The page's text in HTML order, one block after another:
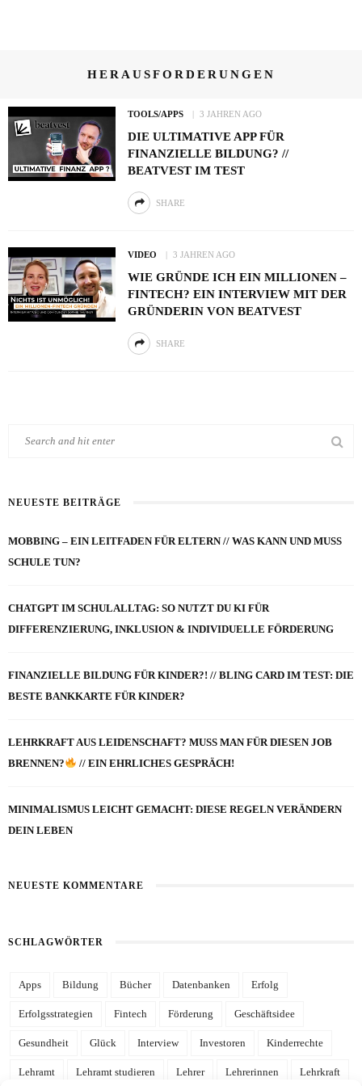
HERAUSFORDERUNGEN
TOOLS/APPS 3 JAHREN AGO
DIE ULTIMATIVE APP FÜR
FINANZIELLE BILDUNG? //
BEATVEST IM TEST
SHARE
VIDEO 3 JAHREN AGO
WIE GRÜNDE ICH EIN MILLIONEN –
FINTECH? EIN INTERVIEW MIT DER
GRÜNDERIN VON BEATVEST
SHARE
NEUESTE BEITRÄGE
MOBBING – EIN LEITFADEN FÜR ELTERN // WAS KANN UND MUSS
SCHULE TUN?
CHATGPT IM SCHULALLTAG: SO NUTZT DU KI FÜR
DIFFERENZIERUNG, INKLUSION & INDIVIDUELLE FÖRDERUNG
FINANZIELLE BILDUNG FÜR KINDER?! // BLING CARD IM TEST: DIE
BESTE BANKKARTE FÜR KINDER?
LEHRKRAFT AUS LEIDENSCHAFT? MUSS MAN FÜR DIESEN JOB
BRENNEN?
// EIN EHRLICHES GESPRÄCH!
MINIMALISMUS LEICHT GEMACHT: DIESE REGELN VERÄNDERN
DEIN LEBEN
NEUESTE KOMMENTARE
SCHLAGWÖRTER
Apps Bildung Bücher Datenbanken Erfolg
Erfolgsstrategien Fintech Förderung Geschäftsidee
Gesundheit Glück Interview Investoren Kinderrechte
Lehramt Lehramt studieren Lehrer Lehrerinnen Lehrkraft